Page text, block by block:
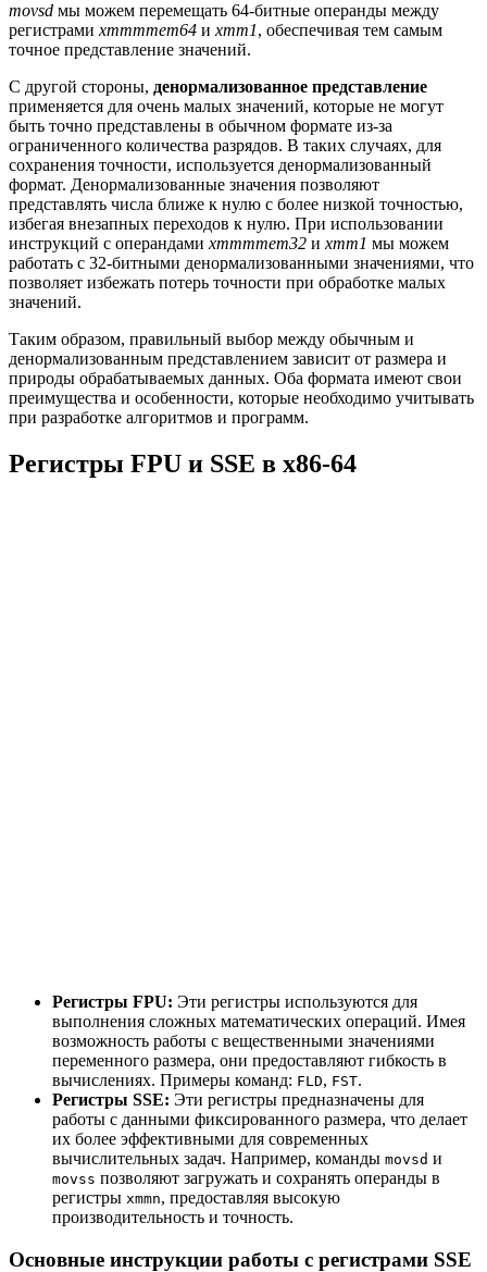
movsd мы можем перемещать 64-битные операнды между
регистрами xmmmmem64 и xmm1, обеспечивая тем самым
точное представление значений.
С другой стороны, денормализованное представление
применяется для очень малых значений, которые не могут
быть точно представлены в обычном формате из-за
ограниченного количества разрядов. В таких случаях, для
сохранения точности, используется денормализованный
формат. Денормализованные значения позволяют
представлять числа ближе к нулю с более низкой точностью,
избегая внезапных переходов к нулю. При использовании
инструкций с операндами xmmmmem32 и xmm1 мы можем
работать с 32-битными денормализованными значениями, что
позволяет избежать потерь точности при обработке малых
значений.
Таким образом, правильный выбор между обычным и
денормализованным представлением зависит от размера и
природы обрабатываемых данных. Оба формата имеют свои
преимущества и особенности, которые необходимо учитывать
при разработке алгоритмов и программ.
Регистры FPU и SSE в x86-64
Регистры FPU: Эти регистры используются для
выполнения сложных математических операций. Имея
возможность работы с вещественными значениями
переменного размера, они предоставляют гибкость в
вычислениях. Примеры команд: FLD, FST.
Регистры SSE: Эти регистры предназначены для
работы с данными фиксированного размера, что делает
их более эффективными для современных
вычислительных задач. Например, команды movsd и
movss позволяют загружать и сохранять операнды в
регистры xmmn, предоставляя высокую
производительность и точность.
Основные инструкции работы с регистрами SSE